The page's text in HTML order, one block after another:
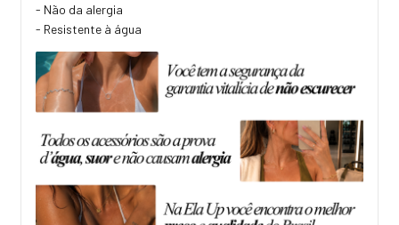
- Não da alergia
- Resistente à água